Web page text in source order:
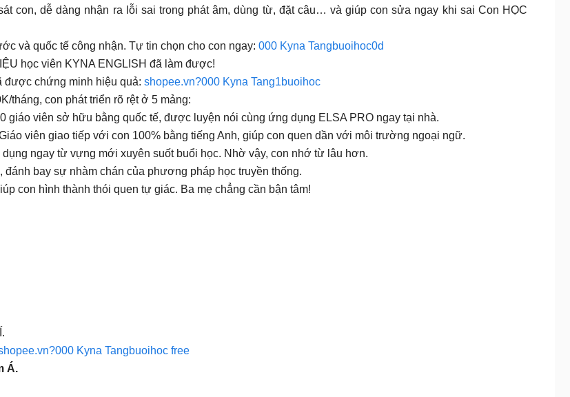
con, dễ dàng nhận ra lỗi sai trong phát âm, dùng từ, đặt câu… và giúp con sửa ngay khi sai Con HỌC
và quốc tế công nhận. Tự tin chọn cho con ngay: 000 Kyna Tangbuoihoc0d
học viên KYNA ENGLISH đã làm được!
được chứng minh hiệu quả: shopee.vn?000 Kyna Tang1buoihoc
tháng, con phát triển rõ rệt ở 5 mảng:
viên sở hữu bằng quốc tế, được luyện nói cùng ứng dụng ELSA PRO ngay tại nhà.
viên giao tiếp với con 100% bằng tiếng Anh, giúp con quen dần với môi trường ngoại ngữ.
ngay từ vựng mới xuyên suốt buổi học. Nhờ vậy, con nhớ từ lâu hơn.
bay sự nhàm chán của phương pháp học truyền thống.
con hình thành thói quen tự giác. Ba mẹ chẳng cần bận tâm!
Kyna Tangbuoihoc free
Á.